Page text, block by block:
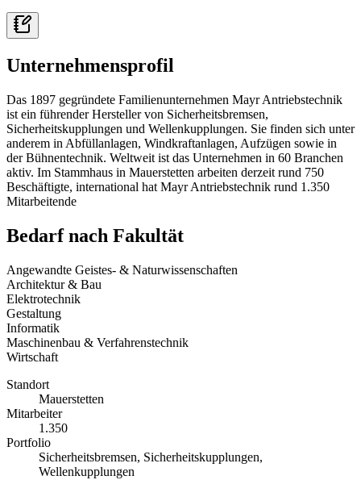
Unternehmensprofil
Das 1897 gegründete Familienunternehmen Mayr Antriebstechnik
ist ein führender Hersteller von Sicherheitsbremsen,
Sicherheitskupplungen und Wellenkupplungen. Sie finden sich unter
anderem in Abfüllanlagen, Windkraftanlagen, Aufzügen sowie in
der Bühnentechnik. Weltweit ist das Unternehmen in 60 Branchen
aktiv. Im Stammhaus in Mauerstetten arbeiten derzeit rund 750
Beschäftigte, international hat Mayr Antriebstechnik rund 1.350
Mitarbeitende
Bedarf nach Fakultät
Angewandte Geistes- & Naturwissenschaften
Architektur & Bau
Elektrotechnik
Gestaltung
Informatik
Maschinenbau & Verfahrenstechnik
Wirtschaft
Standort
Mauerstetten
Mitarbeiter
1.350
Portfolio
Sicherheitsbremsen, Sicherheitskupplungen,
Wellenkupplungen